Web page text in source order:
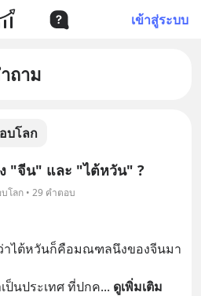
เข้าสู่ระบบ
ถาม
บโลก
"จีน" และ "ไต้หวัน" ?
โลก • 29 คำตอบ
าไต้หวันก็คือมณฑลนึงของจีนมา
ป็นประเทศ ที่ปกค... ดูเพิ่มเติม